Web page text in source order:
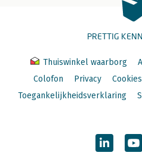
PRETTIG
Thuiswinkel waarborg
Colofon
Privacy Cookies
Toegankelijkheidsverklaring